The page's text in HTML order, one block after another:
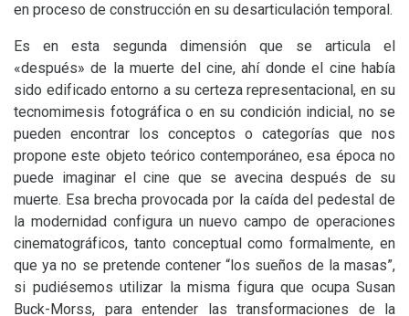
en proceso de construcción en su desarticulación temporal.
Es en esta segunda dimensión que se articula el
«después» de la muerte del cine, ahí donde el cine había
sido edificado entorno a su certeza representacional, en su
tecnomimesis fotográfica o en su condición indicial, no se
pueden encontrar los conceptos o categorías que nos
propone este objeto teórico contemporáneo, esa época no
puede imaginar el cine que se avecina después de su
muerte. Esa brecha provocada por la caída del pedestal de
la modernidad configura un nuevo campo de operaciones
cinematográficos, tanto conceptual como formalmente, en
que ya no se pretende contener “los sueños de la masas”,
si pudiésemos utilizar la misma figura que ocupa Susan
Buck-Morss, para entender las transformaciones de la